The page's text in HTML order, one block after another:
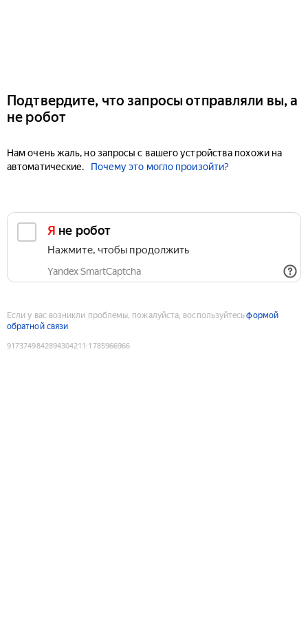
Подтвердите, что запросы отправляли вы, а
не робот
Нам очень жаль, но запросы с вашего устройства похожи на
автоматические.
Почему это могло произойти?
Я не робот
Нажмите, чтобы продолжить
Yandex SmartCaptcha
Если у вас возникли проблемы, пожалуйста, воспользуйтесьформой
обратной связи
9173749842894304211 :1785966966